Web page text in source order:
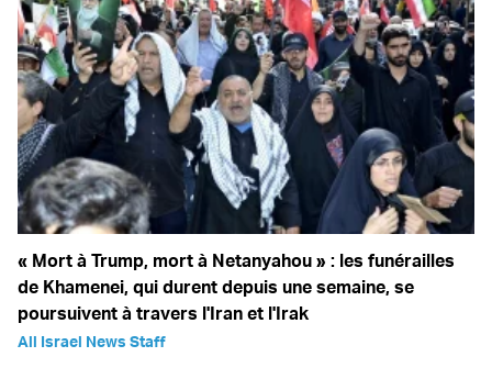
« Mort à Trump, mort à Netanyahou » : les funérailles
de Khamenei, qui durent depuis une semaine, se
poursuivent à travers l'Iran et l'Irak
All Israel News Staff